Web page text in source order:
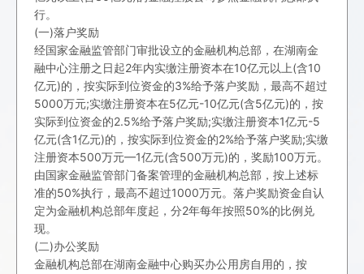
行。
(一)落户奖励
经国家金融监管部门审批设立的金融机构总部，在湖南金
融中心注册之日起2年内实缴注册资本在10亿元以上(含10
亿元)的，按实际到位资金的3%给予落户奖励，最高不超过
5000万元;实缴注册资本在5亿元-10亿元(含5亿元)的，按
实际到位资金的2.5%给予落户奖励;实缴注册资本1亿元-5
亿元(含1亿元)的，按实际到位资金的2%给予落户奖励;实缴
注册资本500万元—1亿元(含500万元)的，奖励100万元。
由国家金融监管部门备案管理的金融机构总部，按上述标
准的50%执行，最高不超过1000万元。落户奖励资金自认
定为金融机构总部年度起，分2年每年按照50%的比例兑
现。
(二)办公奖励
金融机构总部在湖南金融中心购买办公用房自用的，按